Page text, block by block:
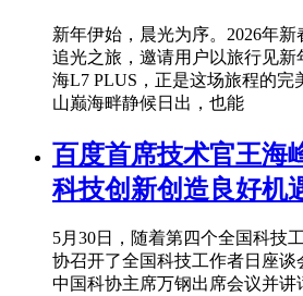
新年伊始，晨光为序。2026年
追光之旅，邀请用户以旅行见新
海L7 PLUS，正是这场旅程的完
山巅海畔静候日出，也能
百度首席技术官王海
科技创新创造良好机
5月30日，随着第四个全国科技
协召开了全国科技工作者日座谈
中国科协主席万钢出席会议并讲